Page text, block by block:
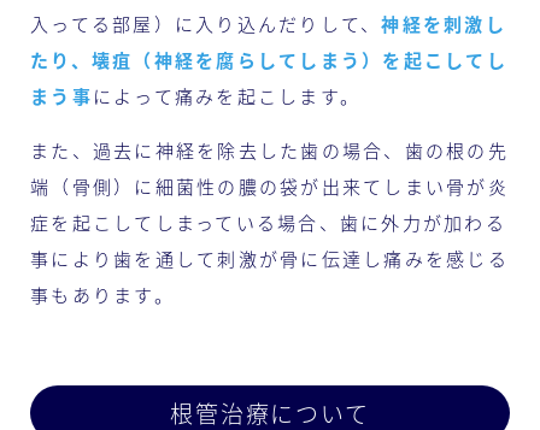
入ってる部屋）に入り込んだりして、神経を刺激し
たり、壊疽（神経を腐らしてしまう）を起こしてし
まう事によって痛みを起こします。
また、過去に神経を除去した歯の場合、歯の根の先
端（骨側）に細菌性の膿の袋が出来てしまい骨が炎
症を起こしてしまっている場合、歯に外力が加わる
事により歯を通して刺激が骨に伝達し痛みを感じる
事もあります。
根管治療について